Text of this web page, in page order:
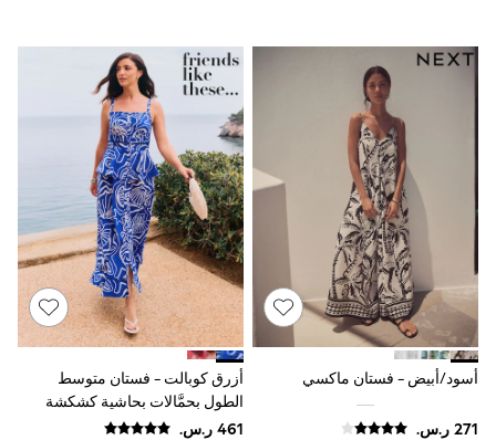
Bags & Accessories
Shirts
Polo Shirts
Shop all
Shoes
Coats & Jackets
Bags
Polo Shirts
Blue
Black
White
Grey
Green
Red
All Branded Schoolwear
adidas
Nike
Clarks
Start Rite
أسود/أبيض - فستان ماكسي
أزرق كوبالت - فستان متوسط
الطول بحمَّالات بحاشية كشكشة